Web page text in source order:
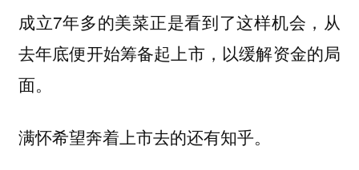
成立7年多的美菜正是看到了这样机会，从
去年底便开始筹备起上市，以缓解资金的局
面。
满怀希望奔着上市去的还有知乎。